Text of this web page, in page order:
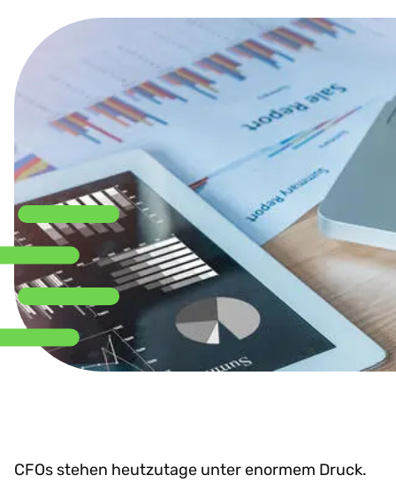
CFOs stehen heutzutage unter enormem Druck.